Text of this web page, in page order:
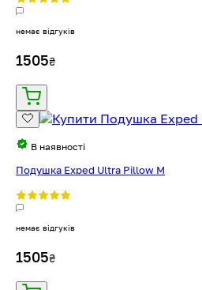
немає відгуків
1505₴
В наявності
Подушка Exped Ultra Pillow M
немає відгуків
1505₴